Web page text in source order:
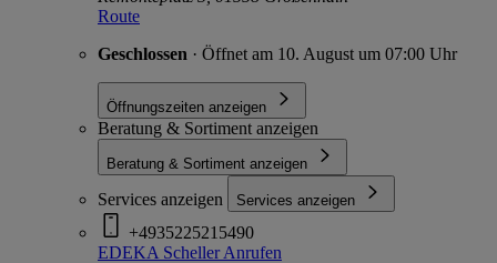
Route
Geschlossen · Öffnet am 10. August um 07:00 Uhr
Öffnungszeiten anzeigen
Beratung & Sortiment anzeigen
Beratung & Sortiment anzeigen
Services anzeigen Services anzeigen
+4935225215490
EDEKA SchellerAnrufen